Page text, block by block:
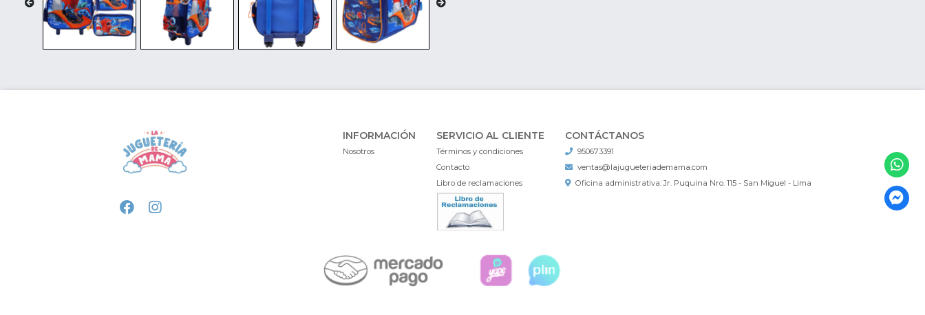
INFORMACIÓN
Nosotros
SERVICIO AL CLIENTE
Términos y condiciones
Contacto
Libro de reclamaciones
CONTÁCTANOS
950673391
ventas@lajugueteriademama.com
Oficina administrativa: Jr. Puquina Nro. 115 - San Miguel - Lima